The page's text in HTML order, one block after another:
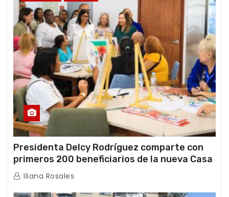
Presidenta Delcy Rodríguez comparte con
primeros 200 beneficiarios de la nueva Casa
de los Abuelos “La Primavera” en Caracas
Iliana Rosales